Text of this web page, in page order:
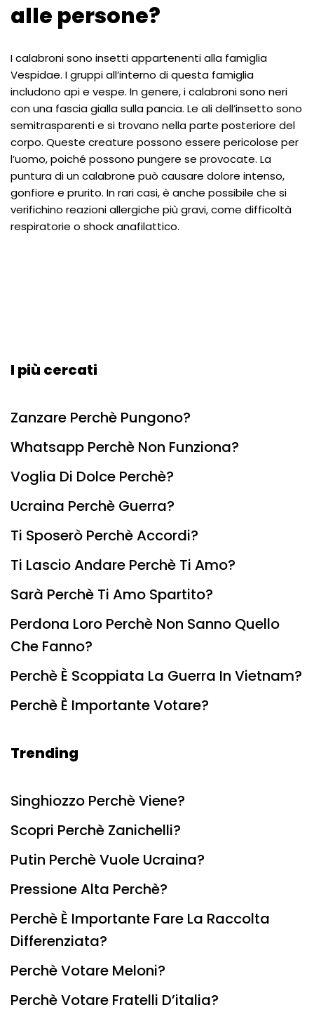
alle persone?
I calabroni sono insetti appartenenti alla famiglia
Vespidae. I gruppi all’interno di questa famiglia
includono api e vespe. In genere, i calabroni sono neri
con una fascia gialla sulla pancia. Le ali dell’insetto sono
semitrasparenti e si trovano nella parte posteriore del
corpo. Queste creature possono essere pericolose per
l’uomo, poiché possono pungere se provocate. La
puntura di un calabrone può causare dolore intenso,
gonfiore e prurito. In rari casi, è anche possibile che si
verifichino reazioni allergiche più gravi, come difficoltà
respiratorie o shock anafilattico.
I più cercati
Zanzare Perchè Pungono?
Whatsapp Perchè Non Funziona?
Voglia Di Dolce Perchè?
Ucraina Perchè Guerra?
Ti Sposerò Perchè Accordi?
Ti Lascio Andare Perchè Ti Amo?
Sarà Perchè Ti Amo Spartito?
Perdona Loro Perchè Non Sanno Quello
Che Fanno?
Perchè È Scoppiata La Guerra In Vietnam?
Perchè È Importante Votare?
Trending
Singhiozzo Perchè Viene?
Scopri Perchè Zanichelli?
Putin Perchè Vuole Ucraina?
Pressione Alta Perchè?
Perchè È Importante Fare La Raccolta
Differenziata?
Perchè Votare Meloni?
Perchè Votare Fratelli D’italia?